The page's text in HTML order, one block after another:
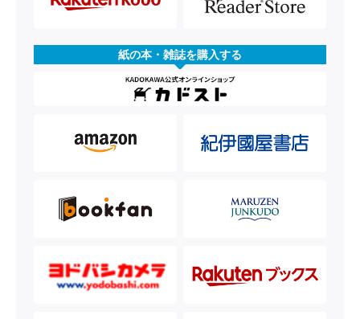
紙の本・雑誌を購入する